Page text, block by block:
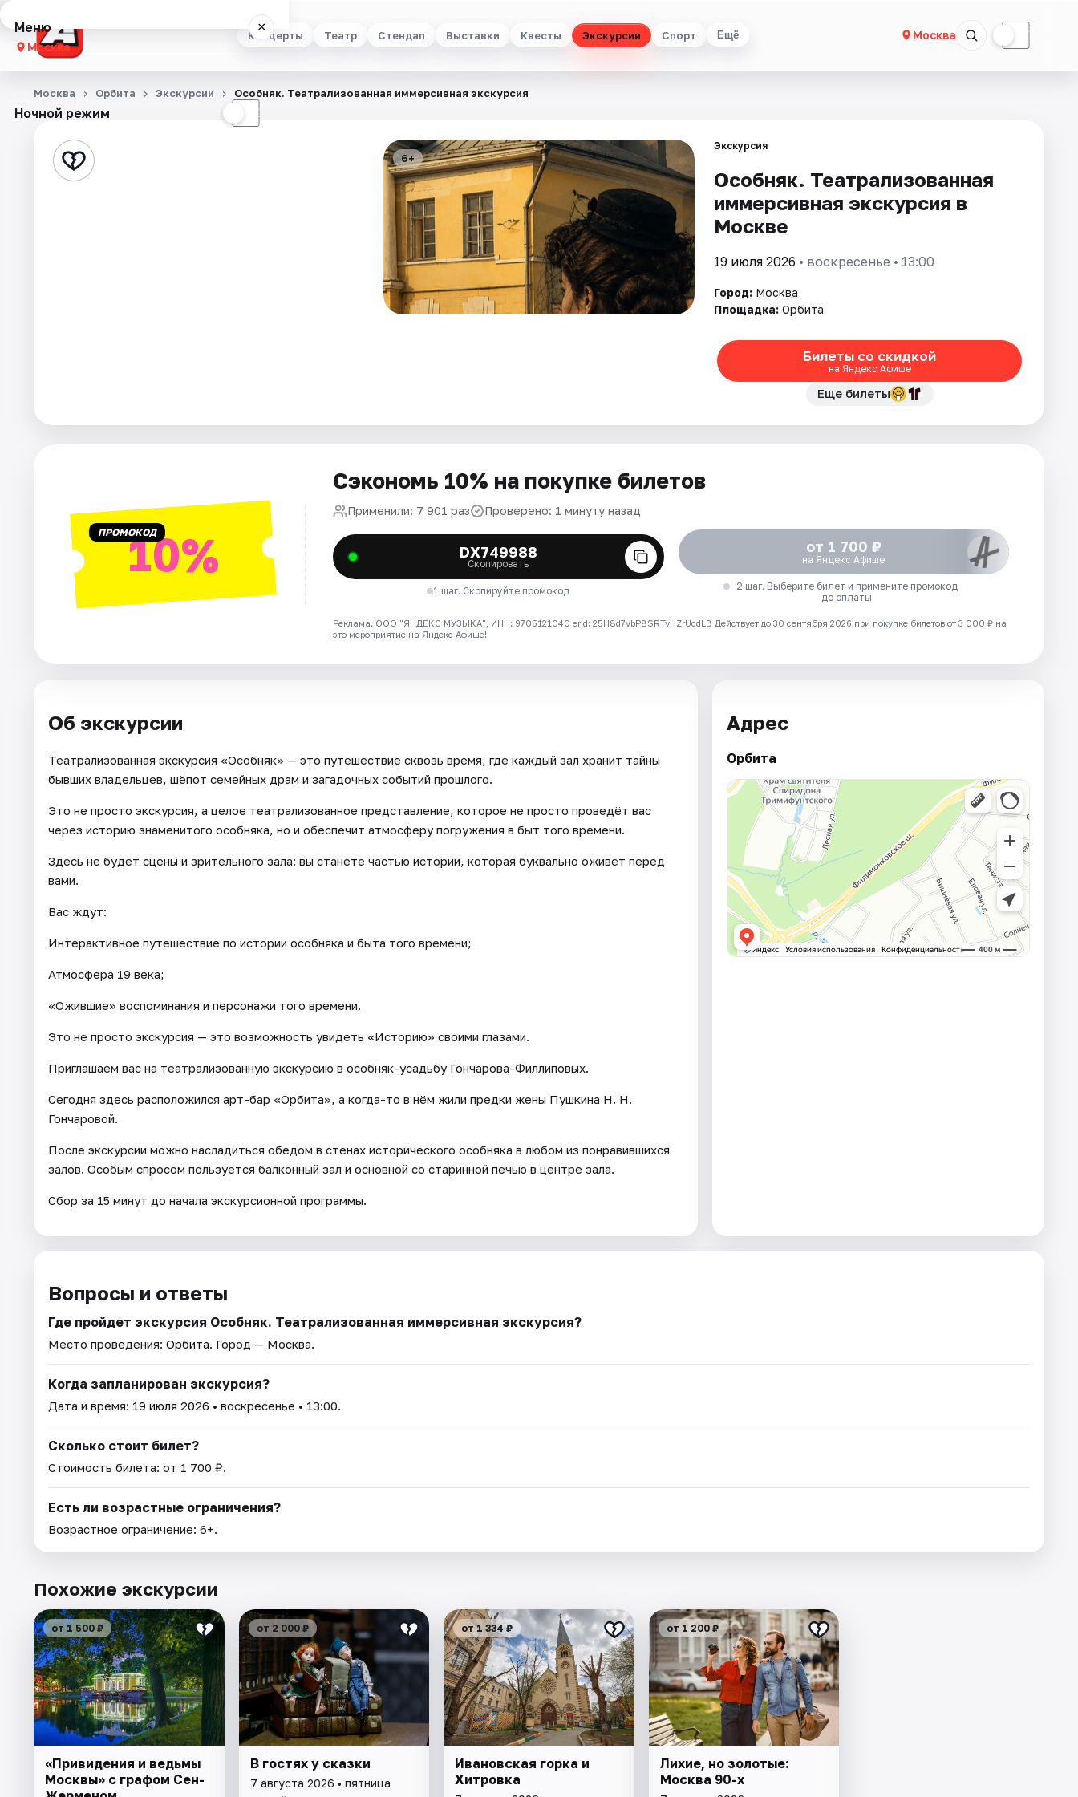
Концерты Театр Стендап Выставки Квесты Экскурсии Спорт Ещё Москва ☾
Меню ×
Москва
Концерты
Стендап
Рейтинги
Ночной режим ☾
Москва Орбита Экскурсии Особняк. Театрализованная иммерсивная экскурсия
6+
Экскурсия
Особняк. Театрализованная
иммерсивная экскурсия в
Москве
19 июля 2026 • воскресенье • 13:00
Город: Москва
Площадка: Орбита
Билеты со скидкой
на Яндекс Афише
Еще билеты
ПРОМОКОД10%
Сэкономь 10% на покупке билетов
Применили: 7 901 раз Проверено: 1 минуту назад
DX749988
Скопировать
1 шаг. Скопируйте промокод
от 1 700 ₽
на Яндекс Афише
2 шаг. Выберите билет и примените промокод
до оплаты
Реклама. ООО "ЯНДЕКС МУЗЫКА", ИНН: 9705121040 erid: 25H8d7vbP8SRTvHZrUcdLB Действует до 30 сентября 2026 при покупке билетов от 3 000 ₽ на
это мероприятие на Яндекс Афише!
Об экскурсии
Театрализованная экскурсия «Особняк» — это путешествие сквозь время, где каждый зал хранит тайны
бывших владельцев, шёпот семейных драм и загадочных событий прошлого.
Это не просто экскурсия, а целое театрализованное представление, которое не просто проведёт вас
через историю знаменитого особняка, но и обеспечит атмосферу погружения в быт того времени.
Здесь не будет сцены и зрительного зала: вы станете частью истории, которая буквально оживёт перед
вами.
Вас ждут:
Интерактивное путешествие по истории особняка и быта того времени;
Атмосфера 19 века;
«Ожившие» воспоминания и персонажи того времени.
Это не просто экскурсия — это возможность увидеть «Историю» своими глазами.
Приглашаем вас на театрализованную экскурсию в особняк-усадьбу Гончарова-Филлиповых.
Сегодня здесь расположился арт-бар «Орбита», а когда-то в нём жили предки жены Пушкина Н. Н.
Гончаровой.
После экскурсии можно насладиться обедом в стенах исторического особняка в любом из понравившихся
залов. Особым спросом пользуется балконный зал и основной со старинной печью в центре зала.
Сбор за 15 минут до начала экскурсионной программы.
Адрес
Орбита
Вопросы и ответы
Где пройдет экскурсия Особняк. Театрализованная иммерсивная экскурсия?
Место проведения: Орбита. Город — Москва.
Когда запланирован экскурсия?
Дата и время: 19 июля 2026 • воскресенье • 13:00.
Сколько стоит билет?
Стоимость билета: от 1 700 ₽.
Есть ли возрастные ограничения?
Возрастное ограничение: 6+.
Похожие экскурсии
от 1 500 ₽
«Привидения и ведьмы
Москвы» с графом Сен-
от 2 000 ₽
В гостях у сказки
7 августа 2026 • пятница
от 1 334 ₽
Ивановская горка и
Хитровка
от 1 200 ₽
Лихие, но золотые:
Москва 90-х